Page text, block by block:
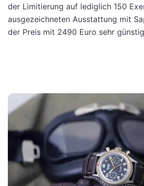
der Limitierung auf lediglich 150
ausgezeichneten Ausstattung mit
der Preis mit 2490 Euro sehr